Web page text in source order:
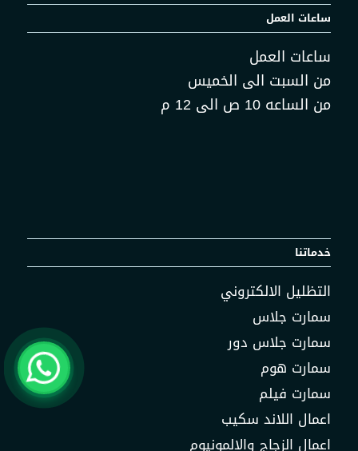
ساعات العمل
ساعات العمل
من السبت الى الخميس
من الساعه 10 ص الى 12 م
خدماتنا
التظليل الالكتروني
سمارت جلاس
سمارت جلاس دور
سمارت هوم
سمارت فيلم
اعمال اللاند سكيب
اعمال الزجاج والالمونيوم